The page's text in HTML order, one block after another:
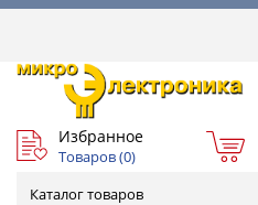
Избранное
Товаров (0)
Каталог товаров